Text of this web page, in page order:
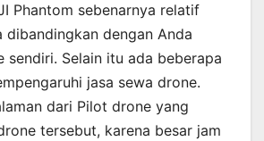
Phantom sebenarnya relatif
dibandingkan dengan Anda
sendiri. Selain itu ada beberapa
jasa sewa drone.
dari Pilot drone yang
tersebut, karena besar jam